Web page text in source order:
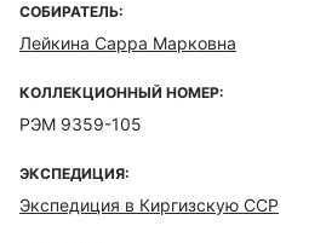
СОБИРАТЕЛЬ:
Лейкина Сарра Марковна
КОЛЛЕКЦИОННЫЙ НОМЕР:
РЭМ 9359-105
ЭКСПЕДИЦИЯ:
Экспедиция в Киргизскую ССР